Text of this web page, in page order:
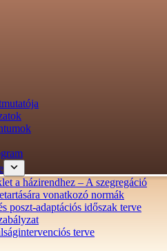
a házirendhez – A szegregáció
vonatkozó normák
poszt-adaptációs időszak terve
terve